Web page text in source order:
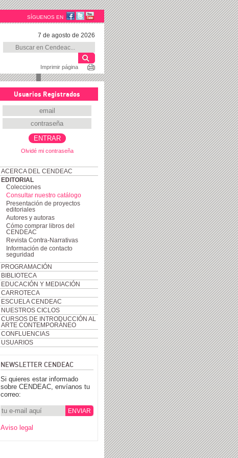
SÍGUENOS EN
7 de agosto de 2026
Imprimir página
Usuarios Registrados
Olvidé mi contraseña
ACERCA DEL CENDEAC
EDITORIAL
Colecciones
Consultar nuestro catálogo
Presentación de proyectos
editoriales
Autores y autoras
Cómo comprar libros del
CENDEAC
Revista Contra-Narrativas
Información de contacto
seguridad
PROGRAMACIÓN
BIBLIOTECA
EDUCACIÓN Y MEDIACIÓN
CARROTECA
ESCUELA CENDEAC
NUESTROS CICLOS
CURSOS DE INTRODUCCIÓN AL
ARTE CONTEMPORÁNEO
CONFLUENCIAS
USUARIOS
NEWSLETTER CENDEAC
Si quieres estar informado
sobre CENDEAC, envíanos tu
correo:
Aviso legal